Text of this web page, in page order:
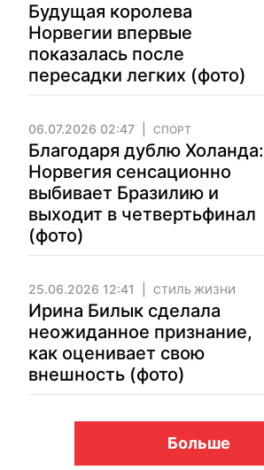
Будущая королева
Норвегии впервые
показалась после
пересадки легких (фото)
06.07.2026 02:47 СПОРТ
Благодаря дублю Холанда:
Норвегия сенсационно
выбивает Бразилию и
выходит в четвертьфинал
(фото)
25.06.2026 12:41 СТИЛЬ ЖИЗНИ
Ирина Билык сделала
неожиданное признание,
как оценивает свою
внешность (фото)
Больше